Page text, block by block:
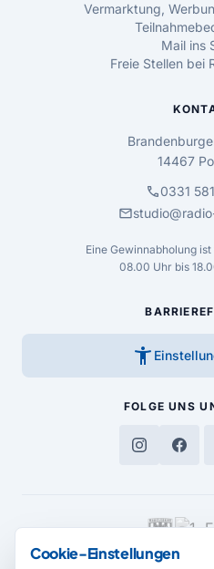
Vermarktung,
Mail ins
Freie Stellen bei
14467
call0331
mail
Eine Gewinnabholung
08.00 Uhr bis
accessibility_new
FOLGE UNS
MEDIENPARTNER
Cookie-Einstellungen